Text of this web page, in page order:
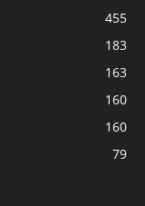
455
183
163
160
160
79